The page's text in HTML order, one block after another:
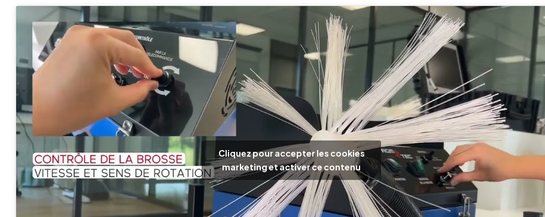
Cliquez pour accepter les cookies
marketing et activer ce contenu